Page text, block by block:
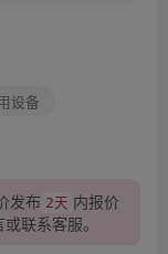
设备
发布 2天 内报价
或联系客服。